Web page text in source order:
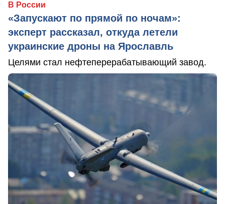
В России
«Запускают по прямой по ночам»:
эксперт рассказал, откуда летели
украинские дроны на Ярославль
Целями стал нефтеперерабатывающий завод.